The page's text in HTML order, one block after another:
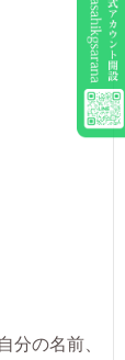
分の名前、